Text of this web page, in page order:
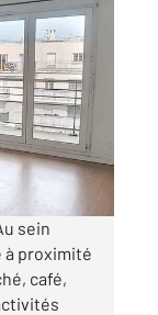
sein
à proximité
café,